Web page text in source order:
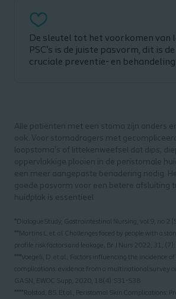
De sleutel tot het voorkomen van
PSC's is de juiste pasvorm, dit is
cruciale preventie- en
Alle patiënten met een stoma zijn anders
ook. Voor stomadragers met
loopstoma's of littekenweefsel dat dips,
oppervlakkige plooien in de peristomale
een meer aangepaste benadering nodig.
goede pasvorm voor een betere afsluiting
huidplak is essentieel
*DialogueStudy, Gastrointestinal Nursing, vol 9, no 2
**Martins L. et. al. Challenges faced by people with a
profile risk factors and leakage, Br J Nurs 2022, 31,
***Voegeli, D. et al., Factors influencing the incidence
complications: evidence from a multinational survey
GASN, EWOC Supp, 2020, 18(4):S31-S38
****Rolstad, BS. Et al., Peristomal Skin Complications: